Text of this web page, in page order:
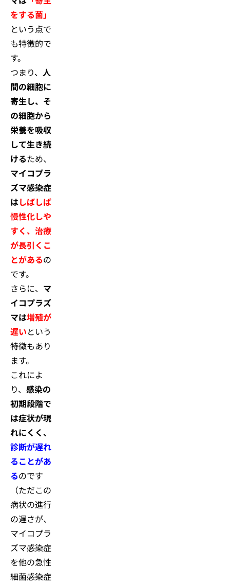
をする菌」
という点で
も特徴的で
す。
つまり、 人
間の細胞に
寄生し、そ
の細胞から
栄養を吸収
して生き続
けるため、
マイコプラ
ズマ感染症
はしばしば
慢性化しや
すく、治療
が長引くこ
とがあるの
です。
さらに、 マ
イコプラズ
マは増殖が
遅いという
特徴もあり
ます。
これによ
り、 感染の
初期段階で
は症状が現
れにくく、
診断が遅れ
ることがあ
るのです
（ただこの
病状の進行
の遅さが、
マイコプラ
ズマ感染症
を他の急性
細菌感染症